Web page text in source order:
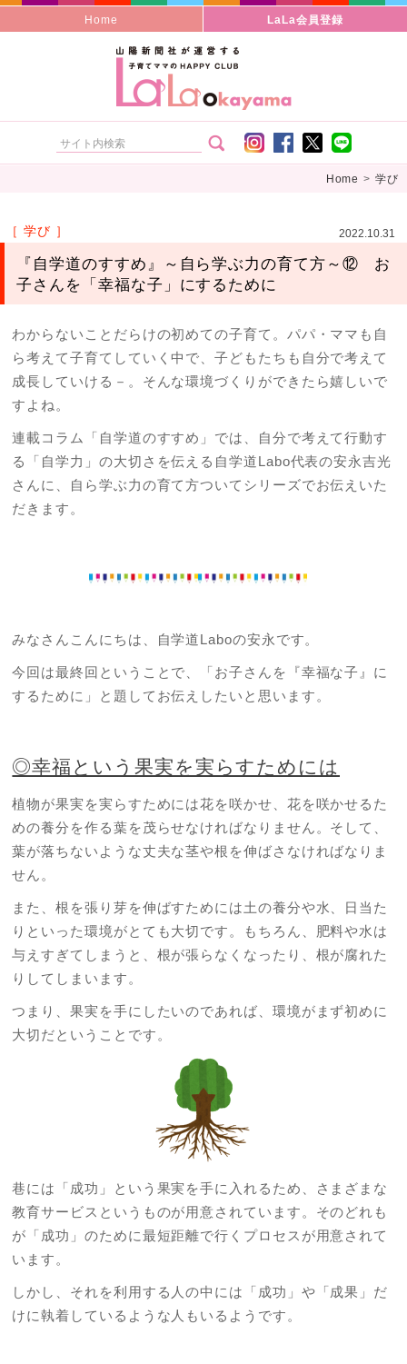
Home LaLa会員登録
Home > 学び
［ 学び ］ 2022.10.31
『自学道のすすめ』～自ら学ぶ力の育て方～⑫ お
子さんを「幸福な子」にするために
わからないことだらけの初めての子育て。パパ・ママも自
ら考えて子育てしていく中で、子どもたちも自分で考えて
成長していける－。そんな環境づくりができたら嬉しいで
すよね。
連載コラム「自学道のすすめ」では、自分で考えて行動す
る「自学力」の大切さを伝える自学道Labo代表の安永吉光
さんに、自ら学ぶ力の育て方ついてシリーズでお伝えいた
だきます。
みなさんこんにちは、自学道Laboの安永です。
今回は最終回ということで、「お子さんを『幸福な子』に
するために」と題してお伝えしたいと思います。
◎幸福という果実を実らすためには
植物が果実を実らすためには花を咲かせ、花を咲かせるた
めの養分を作る葉を茂らせなければなりません。そして、
葉が落ちないような丈夫な茎や根を伸ばさなければなりま
せん。
また、根を張り芽を伸ばすためには土の養分や水、日当た
りといった環境がとても大切です。もちろん、肥料や水は
与えすぎてしまうと、根が張らなくなったり、根が腐れた
りしてしまいます。
つまり、果実を手にしたいのであれば、環境がまず初めに
大切だということです。
巷には「成功」という果実を手に入れるため、さまざまな
教育サービスというものが用意されています。そのどれも
が「成功」のために最短距離で行くプロセスが用意されて
います。
しかし、それを利用する人の中には「成功」や「成果」だ
けに執着しているような人もいるようです。